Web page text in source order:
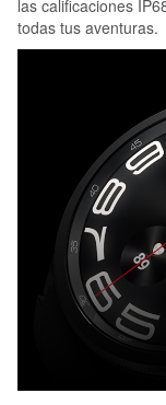
las calificaciones
todas tus aventuras.